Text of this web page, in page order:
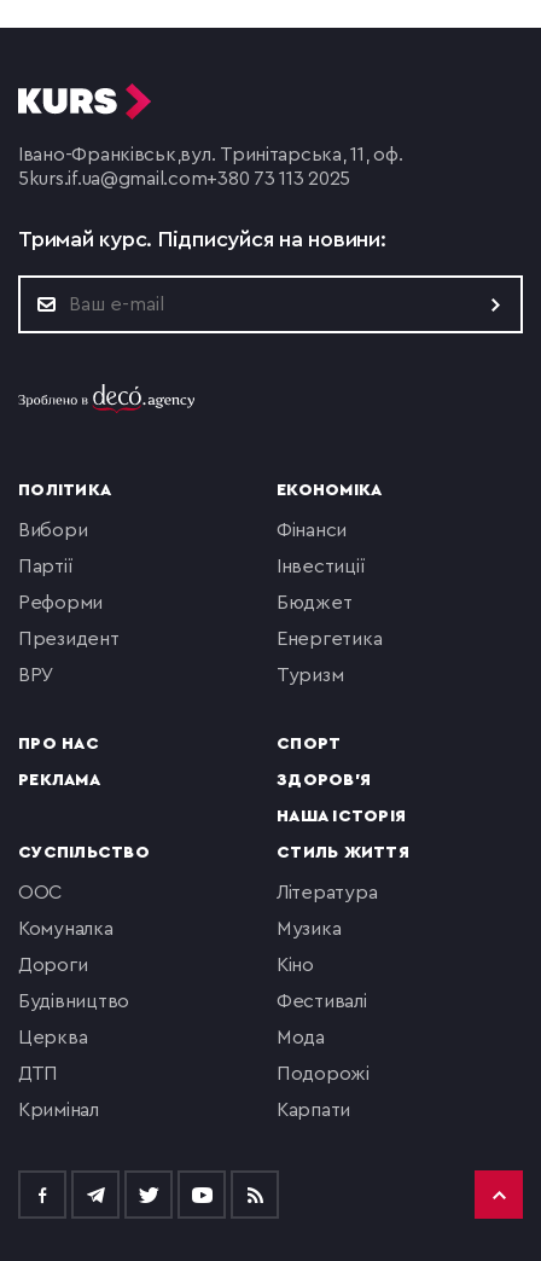
Івано-Франківськ,вул. Тринітарська, 11, оф.
5 kurs.if.ua@gmail.com+380 73 113 2025
Тримай курс. Підписуйся на новини:
ПОЛІТИКА
вибори
партії
реформи
президент
ВРУ
ПРО НАС
РЕКЛАМА
ЕКОНОМІКА
фінанси
інвестиції
бюджет
енергетика
туризм
СПОРТ
ЗДОРОВ'Я
НАША ІСТОРІЯ
СУСПІЛЬСТВО
ООС
комуналка
Дороги
будівництво
церква
ДТП
кримінал
СТИЛЬ ЖИТТЯ
література
музика
кіно
фестивалі
мода
подорожі
Карпати